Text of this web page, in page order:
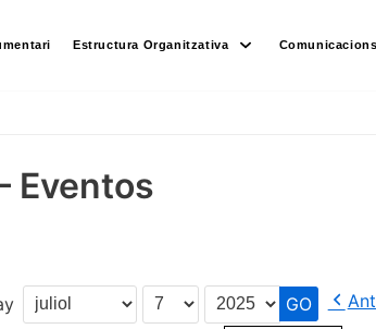
Estructura Organitzativa Comunicacions
Eventos
Month
Day
Year